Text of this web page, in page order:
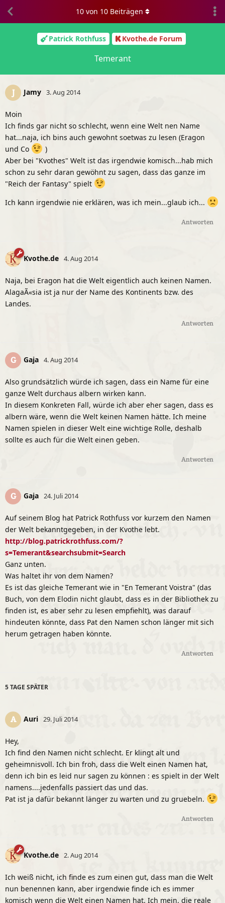
Patrick Rothfuss Kvothe.de Forum
Temerant
10von 10Beiträgen
J Jamy 3. Aug 2014
Moin
Ich finds gar nicht so schlecht, wenn eine Welt nen Name
hat...naja, ich bins auch gewohnt soetwas zu lesen (Eragon
und Co
)
Aber bei "Kvothes" Welt ist das irgendwie komisch...hab mich
schon zu sehr daran gewöhnt zu sagen, dass das ganze im
"Reich der Fantasy" spielt
Ich kann irgendwie nie erklären, was ich mein...glaub ich...
Antworten
Kvothe.de 4. Aug 2014
Naja, bei Eragon hat die Welt eigentlich auch keinen Namen.
AlagaÃ«sia ist ja nur der Name des Kontinents bzw. des
Landes.
Antworten
G Gaja 4. Aug 2014
Also grundsätzlich würde ich sagen, dass ein Name für eine
ganze Welt durchaus albern wirken kann.
In diesem Konkreten Fall, würde ich aber eher sagen, dass es
albern wäre, wenn die Welt keinen Namen hätte. Ich meine
Namen spielen in dieser Welt eine wichtige Rolle, deshalb
sollte es auch für die Welt einen geben.
Antworten
G Gaja 24. Juli 2014
Auf seinem Blog hat Patrick Rothfuss vor kurzem den Namen
der Welt bekanntgegeben, in der Kvothe lebt.
http://blog.patrickrothfuss.com/?
s=Temerant&searchsubmit=Search
Ganz unten.
Was haltet ihr von dem Namen?
Es ist das gleiche Temerant wie in "En Temerant Voistra" (das
Buch, von dem Elodin nicht glaubt, dass es in der Bibliothek zu
finden ist, es aber sehr zu lesen empfiehlt), was darauf
hindeuten könnte, dass Pat den Namen schon länger mit sich
herum getragen haben könnte.
Antworten
5 TAGE SPÄTER
A Auri 29. Juli 2014
Hey,
Ich find den Namen nicht schlecht. Er klingt alt und
geheimnisvoll. Ich bin froh, dass die Welt einen Namen hat,
denn ich bin es leid nur sagen zu können : es spielt in der Welt
namens....jedenfalls passiert das und das.
Pat ist ja dafür bekannt länger zu warten und zu gruebeln.
Antworten
Kvothe.de 2. Aug 2014
Ich weiß nicht, ich finde es zum einen gut, dass man die Welt
nun benennen kann, aber irgendwie finde ich es immer
komisch wenn die Welt einen Namen hat. Ich mein, die reale